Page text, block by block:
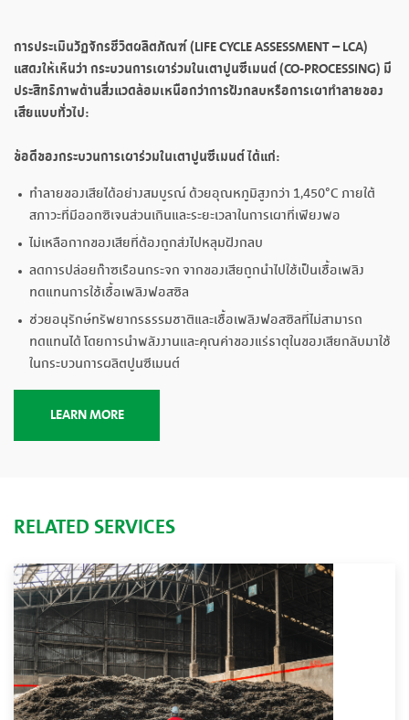
การประเมินวัฏจักรชีวิตผลิตภัณฑ์ (LIFE CYCLE ASSESSMENT – LCA)
แสดงให้เห็นว่ากระบวนการเผาร่วมในเตาปูนซีเมนต์ (CO-PROCESSING) มี
ประสิทธิภาพด้านสิ่งแวดล้อมเหนือกว่าการฝังกลบหรือการเผาทำลายของ
เสียแบบทั่วไป:
ข้อดีของกระบวนการเผาร่วมในเตาปูนซีเมนต์ ได้แก่:
ทำลายของเสียได้อย่างสมบูรณ์ ด้วยอุณหภูมิสูงกว่า 1,450°C ภายใต้
สภาวะที่มีออกซิเจนส่วนเกินและระยะเวลาในการเผาที่เพียงพอ
ไม่เหลือกากของเสียที่ต้องถูกส่งไปหลุมฝังกลบ
ลดการปล่อยก๊าซเรือนกระจก จากของเสียถูกนำไปใช้เป็นเชื้อเพลิง
ทดแทนการใช้เชื้อเพลิงฟอสซิล
ช่วยอนุรักษ์ทรัพยากรธรรมชาติและเชื้อเพลิงฟอสซิลที่ไม่สามารถ
ทดแทนได้ โดยการนำพลังงานและคุณค่าของแร่ธาตุในของเสียกลับมาใช้
ในกระบวนการผลิตปูนซีเมนต์
LEARN MORE
RELATED SERVICES